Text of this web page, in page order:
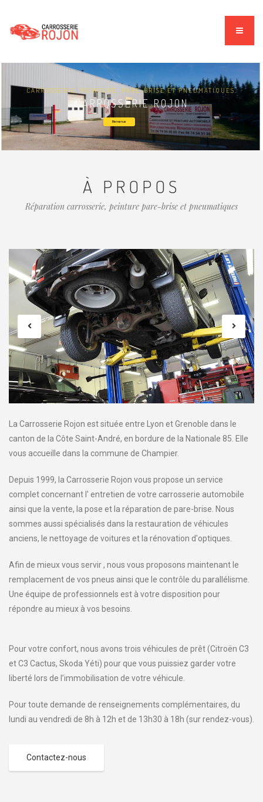
CARROSSERIE, PEINTURE, PARE-BRISE ET PNEUMATIQUES.
CARROSSERIE ROJON
Bienvenue
À PROPOS
Réparation carrosserie, peinture pare-brise et pneumatiques
La Carrosserie Rojon est située entre Lyon et Grenoble dans le
canton de la Côte Saint-André, en bordure de la Nationale 85. Elle
vous accueille dans la commune de Champier.
Depuis 1999, la Carrosserie Rojon vous propose un service
complet concernant l' entretien de votre carrosserie automobile
ainsi que la vente, la pose et la réparation de pare-brise. Nous
sommes aussi spécialisés dans la restauration de véhicules
anciens, le nettoyage de voitures et la rénovation d'optiques.
Afin de mieux vous servir , nous vous proposons maintenant le
remplacement de vos pneus ainsi que le contrôle du parallélisme.
Une équipe de professionnels est à votre disposition pour
répondre au mieux à vos besoins.
Pour votre confort, nous avons trois véhicules de prêt (Citroën C3
et C3 Cactus, Skoda Yéti) pour que vous puissiez garder votre
liberté lors de l’immobilisation de votre véhicule.
Pour toute demande de renseignements complémentaires, du
lundi au vendredi de 8h à 12h et de 13h30 à 18h (sur rendez-vous).
Contactez-nous